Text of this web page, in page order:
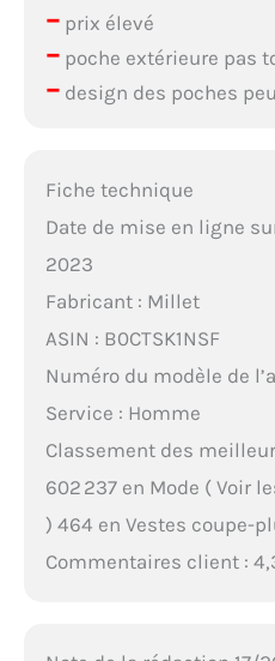
–prix élevé
–poche extérieure pas
–design des poches
Fiche technique
Date de mise en ligne
2023
Fabricant : Millet
ASIN : B0CTSK1NSF
Numéro du modèle de
Service : Homme
Classement des
602 237 en Mode ( Voir
) 464 en Vestes coupe-
Commentaires client :